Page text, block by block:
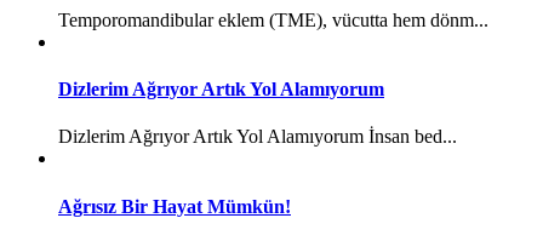
Temporomandibular eklem (TME), vücutta hem dönm...
Dizlerim Ağrıyor Artık Yol Alamıyorum
Dizlerim Ağrıyor Artık Yol Alamıyorum İnsan bed...
Ağrısız Bir Hayat Mümkün!